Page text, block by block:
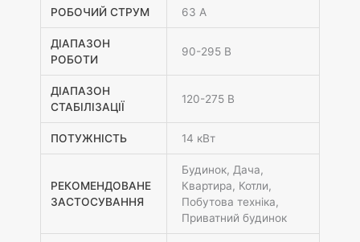
РОБОЧИЙ СТРУМ 63 А
ДІАПАЗОН
РОБОТИ
90-295 В
ДІАПАЗОН
СТАБІЛІЗАЦІЇ
120-275 В
ПОТУЖНІСТЬ 14 кВт
РЕКОМЕНДОВАНЕ
ЗАСТОСУВАННЯ
Будинок, Дача,
Квартира, Котли,
Побутова техніка,
Приватний будинок